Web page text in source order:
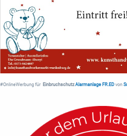
#OnlineWerbung für Einbruchschutz Alarmanlage FR.ED von